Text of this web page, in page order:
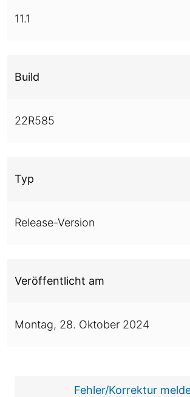
11.1
Build
22R585
Typ
Release-Version
Veröffentlicht am
Montag, 28. Oktober 2024
Fehler/Korrektur